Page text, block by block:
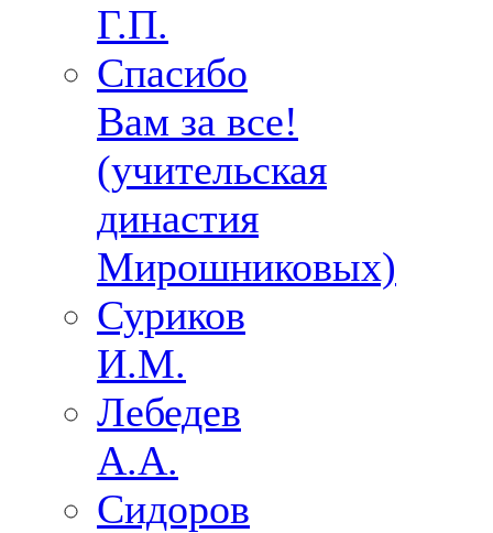
Г.П.
Спасибо
Вам за все!
(учительская
династия
Мирошниковых)
Суриков
И.М.
Лебедев
А.А.
Сидоров